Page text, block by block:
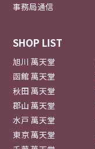
事務局通信
SHOP LIST
旭川 萬天堂
函館 萬天堂
秋田 萬天堂
郡山 萬天堂
水戸 萬天堂
東京 萬天堂